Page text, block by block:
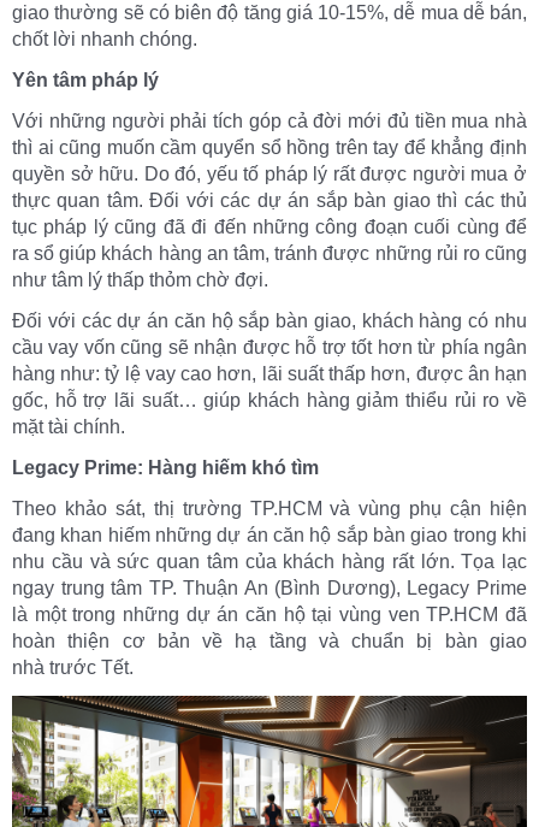
giao thường sẽ có biên độ tăng giá 10-15%, dễ mua dễ bán,
chốt lời nhanh chóng.
Yên tâm pháp lý
Với những người phải tích góp cả đời mới đủ tiền mua nhà
thì ai cũng muốn cầm quyển sổ hồng trên tay để khẳng định
quyền sở hữu. Do đó, yếu tố pháp lý rất được người mua ở
thực quan tâm. Đối với các dự án sắp bàn giao thì các thủ
tục pháp lý cũng đã đi đến những công đoạn cuối cùng để
ra sổ giúp khách hàng an tâm, tránh được những rủi ro cũng
như tâm lý thấp thỏm chờ đợi.
Đối với các dự án căn hộ sắp bàn giao, khách hàng có nhu
cầu vay vốn cũng sẽ nhận được hỗ trợ tốt hơn từ phía ngân
hàng như: tỷ lệ vay cao hơn, lãi suất thấp hơn, được ân hạn
gốc, hỗ trợ lãi suất… giúp khách hàng giảm thiểu rủi ro về
mặt tài chính.
Legacy Prime: Hàng hiếm khó tìm
Theo khảo sát, thị trường TP.HCM và vùng phụ cận hiện
đang khan hiếm những dự án căn hộ sắp bàn giao trong khi
nhu cầu và sức quan tâm của khách hàng rất lớn. Tọa lạc
ngay trung tâm TP. Thuận An (Bình Dương), Legacy Prime
là một trong những dự án căn hộ tại vùng ven TP.HCM đã
hoàn thiện cơ bản về hạ tầng và chuẩn bị bàn giao
nhà trước Tết.